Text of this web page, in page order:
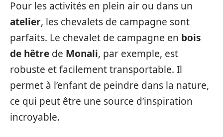
Pour les activités en plein air ou dans un
atelier, les chevalets de campagne sont
parfaits. Le chevalet de campagne en bois
de hêtre de Monali, par exemple, est
robuste et facilement transportable. Il
permet à l’enfant de peindre dans la nature,
ce qui peut être une source d’inspiration
incroyable.